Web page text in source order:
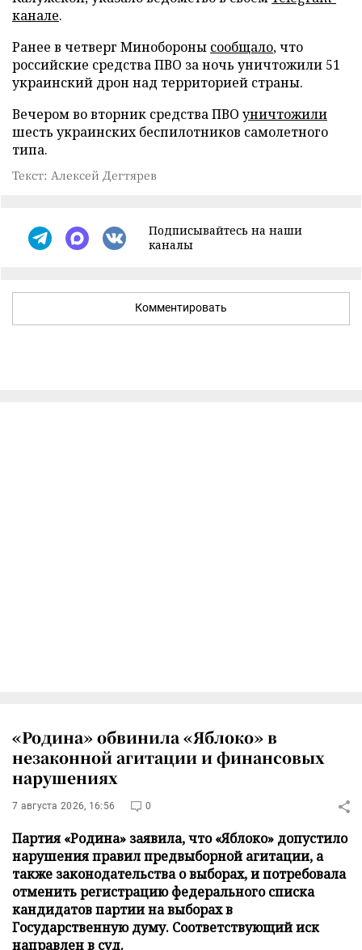
канале.
Ранее в четверг Минобороны сообщало, что
российские средства ПВО за ночь уничтожили 51
украинский дрон над территорией страны.
Вечером во вторник средства ПВО уничтожили
шесть украинских беспилотников самолетного
типа.
Текст: Алексей Дегтярев
Подписывайтесь на наши
каналы
Комментировать
«Родина» обвинила «Яблоко» в
незаконной агитации и финансовых
нарушениях
7 августа 2026, 16:56 0
Партия «Родина» заявила, что «Яблоко» допустило
нарушения правил предвыборной агитации, а
также законодательства о выборах, и потребовала
отменить регистрацию федерального списка
кандидатов партии на выборах в
Государственную думу. Соответствующий иск
направлен в суд.